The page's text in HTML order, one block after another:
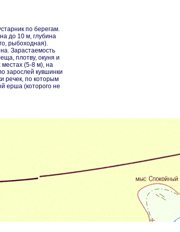
по берегам.
до 10 м, глубина
рыбоходная).
Зарастаемость
плотву, окуня и
(5-8 м), на
зарослей кувшинки
речек, по которым
ерша (которого не